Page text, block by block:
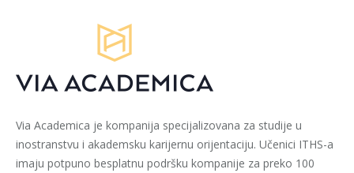
Via Academica je kompanija specijalizovana za studije u
inostranstvu i akademsku karijernu orijentaciju. Učenici ITHS-a
imaju potpuno besplatnu podršku kompanije za preko 100